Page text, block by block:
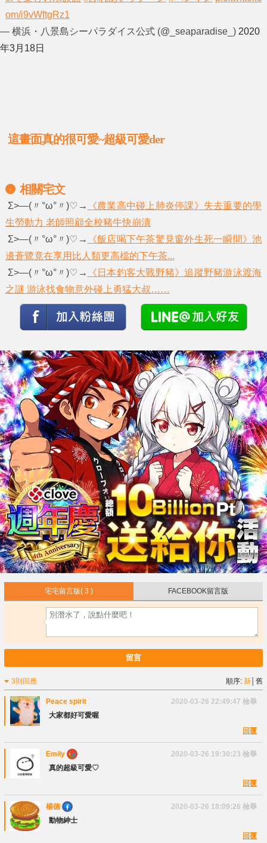
om/i9vWftgRz1
— 横浜・八景島シーパラダイス公式 (@_seaparadise_) 2020
年3月18日
這畫面真的很可愛~超級可愛der
相關宅文
Σ>―(〃°ω°〃)♡→
《農業高中碰上肺炎停課》失去重要的學
生勞動力 老師照顧全校豬牛快崩潰
Σ>―(〃°ω°〃)♡→
《飯店喝下午茶驚見窗外生死一瞬間》池
邊蒼鷺竟在享用比人類更高檔的下午茶...
Σ>―(〃°ω°〃)♡→
《日本釣客大戰野豬》追蹤野豬游泳渡海
之謎 游泳找食物意外碰上勇猛大叔……
宅宅留言版( 3 ) FACEBOOK留言版
留言
3則回應 順序:新 │舊
Peace spirit 2020-03-26 22:49:47 檢舉
大家都好可愛喔
回覆
Emily 2020-03-26 19:30:23 檢舉
真的超級可愛♡
回覆
楊德 2020-03-26 18:09:26 檢舉
動物紳士
回覆